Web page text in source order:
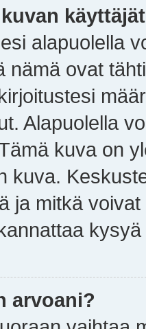
alapuolella
nämä ovat
Alapuolella
kuva on
kuva.
ja mitkä
arvoani?